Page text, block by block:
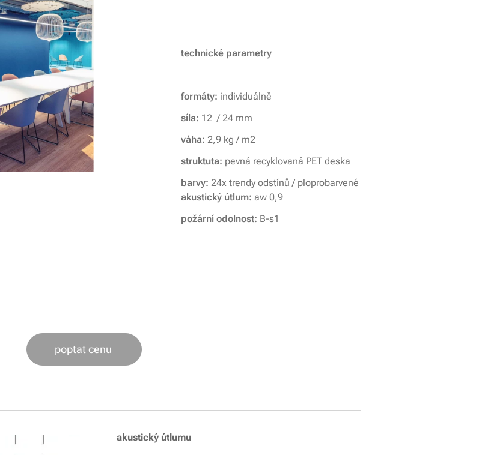
technické parametry
formáty: individuálně
síla: 12 / 24 mm
váha: 2,9 kg / m2
struktuta: pevná recyklovaná PET deska
barvy: 24x trendy odstínů / ploprobarvené
akustický útlum: aw 0,9
požární odolnost: B-s1
poptat cenu
akustický útlumu